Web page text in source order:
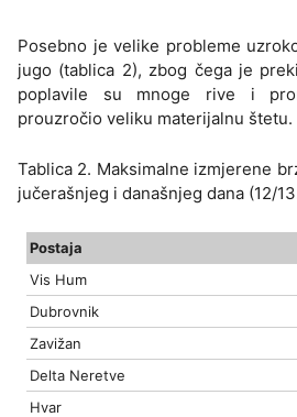
Posebno je velike probleme
jugo (tablica 2), zbog čega je
poplavile su mnoge rive i
prouzročio veliku materijalnu štetu.
Tablica 2. Maksimalne izmjerene
jučerašnjeg i današnjeg dana (12/
Postaja
Vis Hum
Dubrovnik
Zavižan
Delta Neretve
Hvar